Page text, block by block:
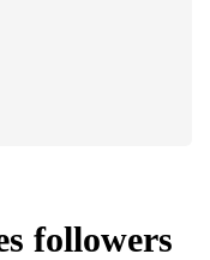
followers